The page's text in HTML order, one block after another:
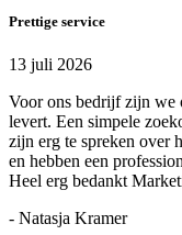
Prettige service
13 juli 2026
Voor ons bedrijf zijn we
levert. Een simpele
zijn erg te spreken over
en hebben een
Heel erg bedankt
- Natasja Kramer